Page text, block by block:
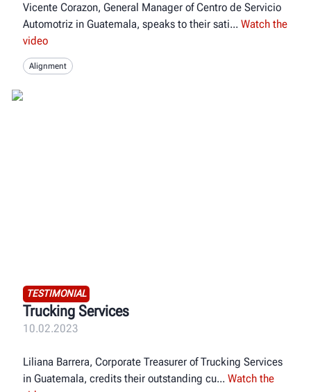
Vicente Corazon, General Manager of Centro de Servicio
Automotriz in Guatemala, speaks to their sati
Watch the
video
Alignment
TESTIMONIAL
Trucking Services
10.02.2023
Liliana Barrera, Corporate Treasurer of Trucking Services
in Guatemala, credits their outstanding cu
Watch the